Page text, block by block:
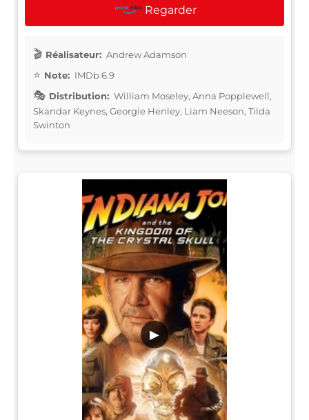
Regarder
Réalisateur: Andrew Adamson
Note: IMDb 6.9
Distribution: William Moseley, Anna Popplewell,
Skandar Keynes, Georgie Henley, Liam Neeson, Tilda
Swinton
▶